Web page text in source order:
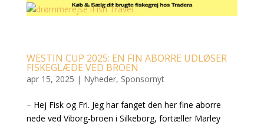
WESTIN CUP 2025: EN FIN ABORRE UDLØSER
FISKEGLÆDE VED BROEN
apr 15, 2025 | Nyheder, Sponsornyt
– Hej Fisk og Fri. Jeg har fanget den her fine aborre
nede ved Viborg-broen i Silkeborg, fortæller Marley